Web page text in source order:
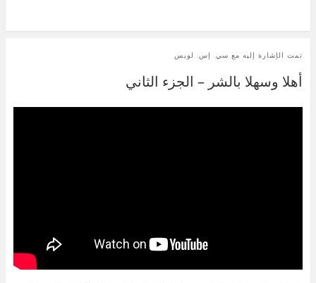
تمت الإشارة إليه مع سي. إس. لويس
أهلا وسهلا بالشر – الجزء الثاني